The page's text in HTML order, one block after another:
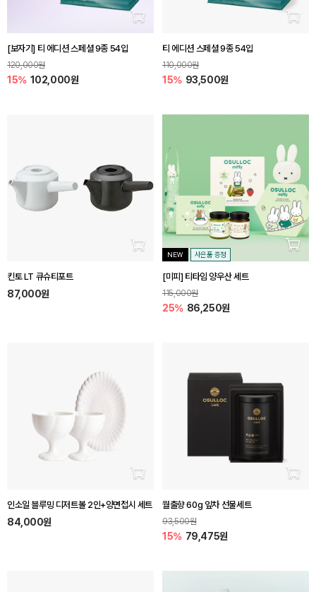
장바구니 담기
[보자기] 티 에디션 스페셜 9종 54입
120,000원
15% 102,000원
장바
티 에디션 스페셜 9종 54입
110,000원
15% 93,500원
장바구니 담기
킨토 LT 큐슈티포트
87,000원
NEW 사은품 증정 장바
[미피] 티타임 양우산 세트
115,000원
25% 86,250원
장바구니 담기
인소일 블루밍 디저트볼 2인+양면접시 세트
84,000원
장바
월출향 60g 잎차 선물세트
93,500원
15% 79,475원